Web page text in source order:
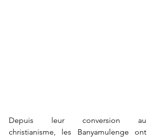
Depuis leur conversion au
christianisme, les Banyamulenge ont